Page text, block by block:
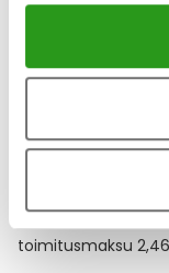
Lue lisää
Kela-
Tämä tuote ei ole
toimitusmaksu